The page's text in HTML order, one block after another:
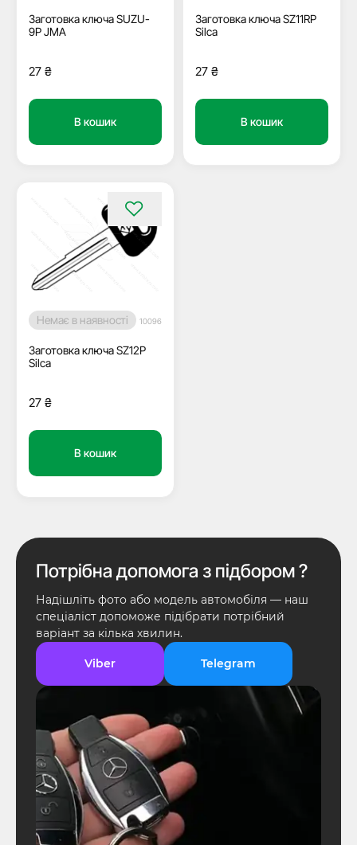
Заготовка ключа SUZU-
9P JMA
27 ₴
В кошик
Заготовка ключа SZ11RP
Silca
27 ₴
В кошик
Немає в наявності 10096
Заготовка ключа SZ12P
Silca
27 ₴
В кошик
Потрібна допомога з підбором ?
Надішліть фото або модель автомобіля — наш
спеціаліст допоможе підібрати потрібний
варіант за кілька хвилин.
Viber Telegram